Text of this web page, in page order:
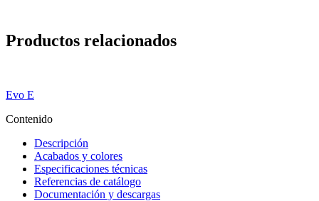
Productos relacionados
Evo E
Contenido
Descripción
Acabados y colores
Especificaciones técnicas
Referencias de catálogo
Documentación y descargas